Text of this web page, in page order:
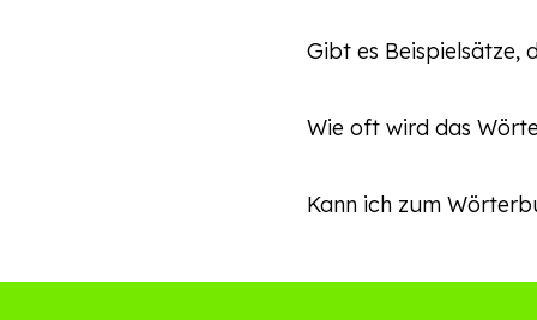
Symbol (en) haben.
Das Wörterbuch wird
Sprechern besteht.
Gibt es Beispielsätze,
Ja, für jedes Wort gibt
Wie oft wird das
Das Wörterbuch wird
arbeitet ständig
Kann ich zum